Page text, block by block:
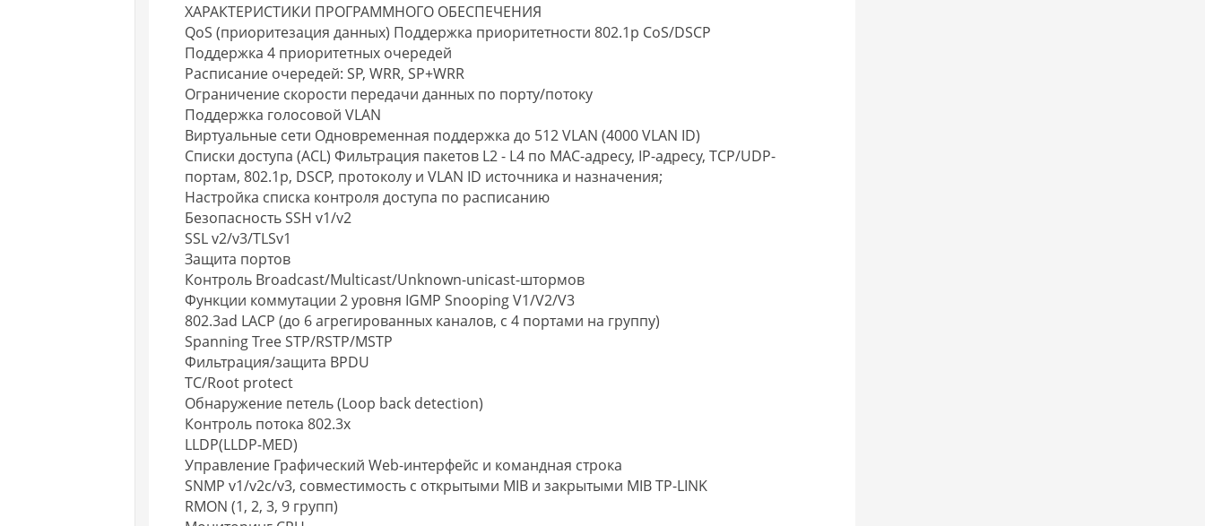
ХАРАКТЕРИСТИКИ ПРОГРАММНОГО ОБЕСПЕЧЕНИЯ
QoS (приоритезация данных) Поддержка приоритетности 802.1p CoS/DSCP
Поддержка 4 приоритетных очередей
Расписание очередей: SP, WRR, SP+WRR
Ограничение скорости передачи данных по порту/потоку
Поддержка голосовой VLAN
Виртуальные сети Одновременная поддержка до 512 VLAN (4000 VLAN ID)
Списки доступа (ACL) Фильтрация пакетов L2 - L4 по МАС-адресу, IP-адресу, TCP/UDP-
портам, 802.1p, DSCP, протоколу и VLAN ID источника и назначения;
Настройка списка контроля доступа по расписанию
Безопасность SSH v1/v2
SSL v2/v3/TLSv1
Защита портов
Контроль Broadcast/Multicast/Unknown-unicast-штормов
Функции коммутации 2 уровня IGMP Snooping V1/V2/V3
802.3ad LACP (до 6 агрегированных каналов, с 4 портами на группу)
Spanning Tree STP/RSTP/MSTP
Фильтрация/защита BPDU
TC/Root protect
Обнаружение петель (Loop back detection)
Контроль потока 802.3x
LLDP(LLDP-MED)
Управление Графический Web-интерфейс и командная строка
SNMP v1/v2c/v3, совместимость с открытыми MIB и закрытыми MIB TP-LINK
RMON (1, 2, 3, 9 групп)